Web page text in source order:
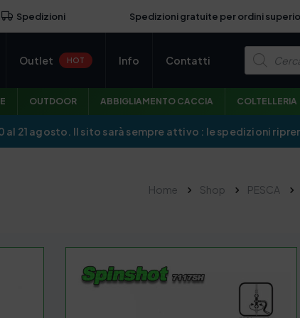
Spedizioni Spedizioni gratuite per ordini
Outlet HOT Info Contatti
P
o
d
u
c
t
s
c
h
OUTDOOR ABBIGLIAMENTO CACCIA COLTELLERIA
21 agosto. Il sito sarà sempre attivo : le spedizioni
Home Shop PESCA